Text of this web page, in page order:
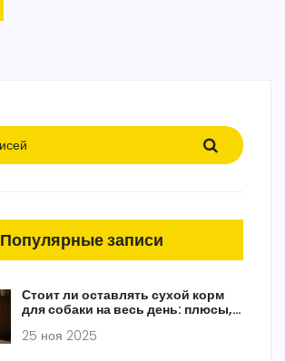
Популярные записи
Стоит ли оставлять сухой корм
для собаки на весь день: плюсы,
25 ноя 2025